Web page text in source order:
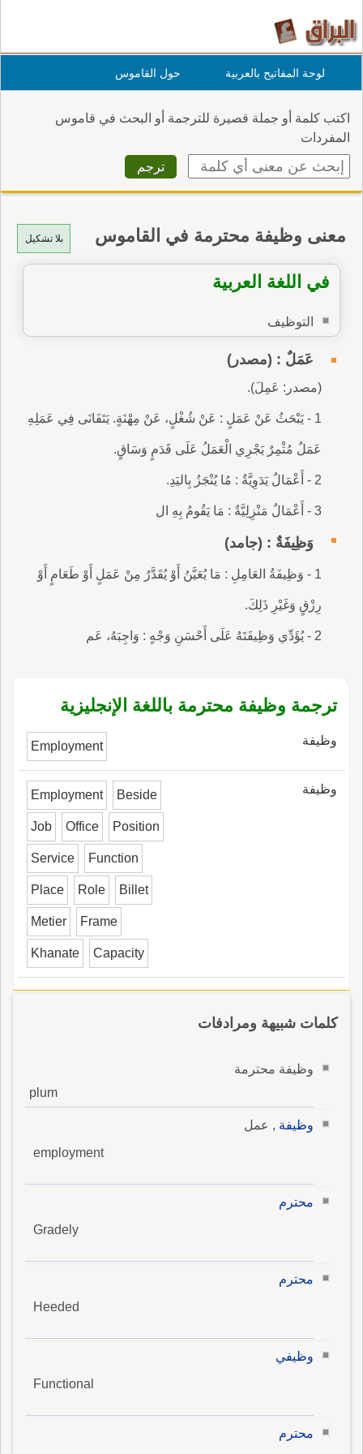
لوحة المفاتيح بالعربية حول القاموس
اكتب كلمة أو جملة قصيرة للترجمة أو البحث في قاموس
المفردات
بلا تشكيل معنى وظيفة محترمة في القاموس
في اللغة العربية
التوظيف
عَمَلٌ : (مصدر)
(مصدر: عَمِلَ).
1 - يَبْحَثُ عَنْ عَمَلٍ : عَنْ شُغْلٍ، عَنْ مِهْنَةٍ. يَتَفَانَى فِي عَمَلِهِ
عَمَلٌ مُثْمِرٌ يَجْرِي الْعَمَلُ عَلَى قَدَمٍ وَسَاقٍ.
2 - أَعْمَالٌ يَدَوِيَّةٌ : مُا يُنْجَزُ بِاليَدِ.
3 - أَعْمَالٌ مَنْزِلِيَّةٌ : مَا يَقُومُ بِهِ ال
وَظِيفَةٌ : (جامد)
1 - وَظِيفَةُ العَامِلِ : مَا يُعَيَّنُ أَوْ يُقَدَّرُ مِنْ عَمَلٍ أَوْ طَعَامٍ أَوْ
رِزْقٍ وَغَيْرِ ذَلِكَ.
2 - يُؤَدِّي وَظِيفَتَهُ عَلَى أَحْسَنِ وَجْهٍ : وَاجِبَهُ، عَم
ترجمة وظيفة محترمة باللغة الإنجليزية
وظيفة Employment
وظيفة Employment Beside
Job Office Position
Service Function
Place Role Billet
Metier Frame
Khanate Capacity
كلمات شبيهة ومرادفات
وظيفة محترمة
plum
وظيفة , عمل
employment
محترم
Gradely
محترم
Heeded
وظيفي
Functional
محترم